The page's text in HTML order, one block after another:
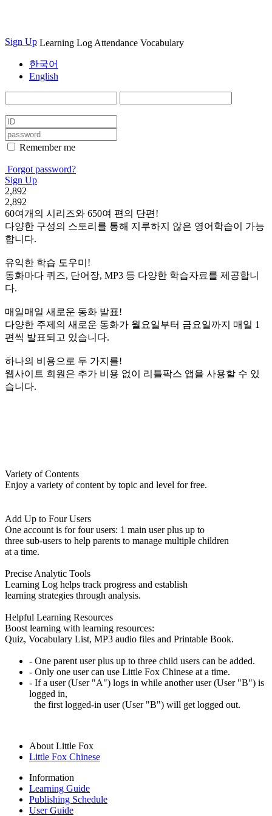
Sign Up Learning Log Attendance Vocabulary
한국어
English
Remember me
Forgot password?
Sign Up
2,892
2,892
60여개의 시리즈와 650여 편의 단편!
다양한 구성의 스토리를 통해 지루하지 않은 영어학습이 가능
합니다.
유익한 학습 도우미!
동화마다 퀴즈, 단어장, MP3 등 다양한 학습자료를 제공합니
다.
매일매일 새로운 동화 발표!
다양한 주제의 새로운 동화가 월요일부터 금요일까지 매일 1
편씩 발표되고 있습니다.
하나의 비용으로 두 가지를!
웹사이트 회원은 추가 비용 없이 리틀팍스 앱을 사용할 수 있
습니다.
Variety of Contents
Enjoy a variety of content by topic and level for free.
Add Up to Four Users
One account is for four users: 1 main user plus up to
three sub-users to help parents to manage multiple children
at a time.
Precise Analytic Tools
Learning Log helps track progress and establish
learning strategies through analysis.
Helpful Learning Resources
Boost learning with learning resources:
Quiz, Vocabulary List, MP3 audio files and Printable Book.
- One parent user plus up to three child users can be added.
- Only one user can use Little Fox Chinese at a time.
- If a user (User "A") logs in while another user (User "B") is
logged in,
the first logged-in user (User "B") will get logged out.
About Little Fox
Little Fox Chinese
Information
Learning Guide
Publishing Schedule
User Guide